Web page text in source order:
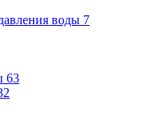
воды 7
63